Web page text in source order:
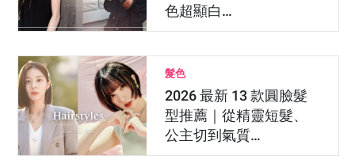
色超顯白…
髮色
2026 最新 13 款圓臉髮
型推薦｜從精靈短髮、
公主切到氣質…